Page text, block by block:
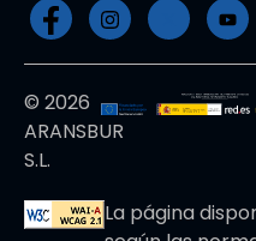
© 2026
ARANSBUR
S.L.
La página